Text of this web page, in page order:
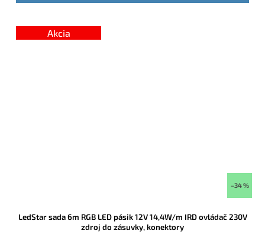
Akcia
–34 %
LedStar sada 6m RGB LED pásik 12V 14,4W/m IRD ovládač 230V
zdroj do zásuvky, konektory